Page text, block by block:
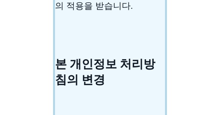
의 적용을 받습니다.
본 개인정보 처리방
침의 변경